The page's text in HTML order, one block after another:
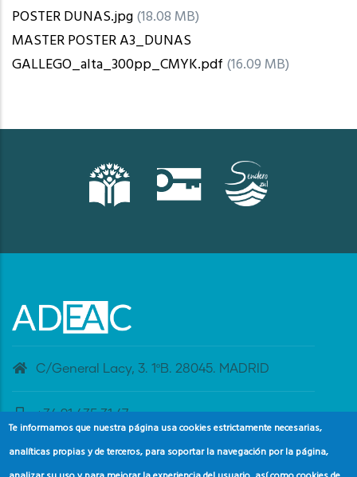
POSTER DUNAS.jpg(18.08 MB)
MASTER POSTER A3_DUNAS
GALLEGO_alta_300pp_CMYK.pdf (16.09 MB)
C/General Lacy, 3. 1ºB. 28045. MADRID
+34 91 435 31 47
banderaazul@adeac.es
Te informamos que nuestra página usa cookies estrictamente necesarias,
analíticas propias y de terceros, para soportar la navegación por la página,